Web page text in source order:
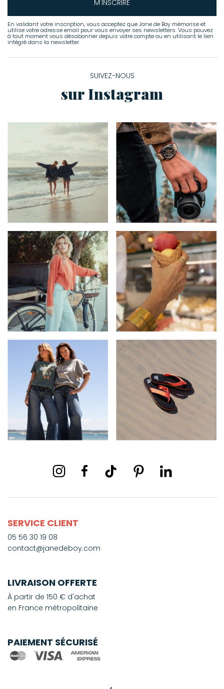
M'INSCRIRE
En validant votre inscription, vous acceptez que Jane de Boy mémorise et
utilise votre adresse email pour vous envoyer ses newsletters. Vous pouvez
à tout moment vous désabonner depuis votre compte ou en utilisant le lien
intégré dans la newsletter.
SUIVEZ-NOUS
sur Instagram
SERVICE CLIENT
05 56 30 19 08
contact@janedeboy.com
LIVRAISON OFFERTE
À partir de 150 € d'achat
en France métropolitaine
PAIEMENT SÉCURISÉ